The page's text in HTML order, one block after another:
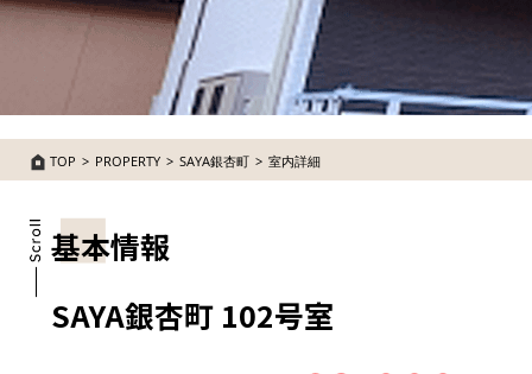
TOP PROPERTY SAYA銀杏町 室内詳細
基本情報
SAYA銀杏町 102号室